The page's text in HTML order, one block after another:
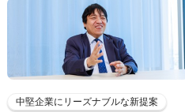
中堅企業にリーズナブルな新提案